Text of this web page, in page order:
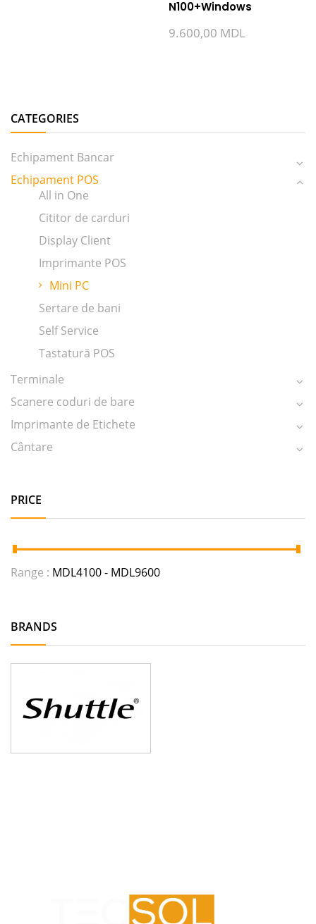
CATEGORIES
Echipament Bancar
Echipament POS
All in One
Cititor de carduri
Display Client
Imprimante POS
Mini PC
Sertare de bani
Self Service
Tastatură POS
Terminale
Scanere coduri de bare
Imprimante de Etichete
Cântare
PRICE
Range : MDL4100 - MDL9600
BRANDS
N100+Windows
9.600,00 MDL